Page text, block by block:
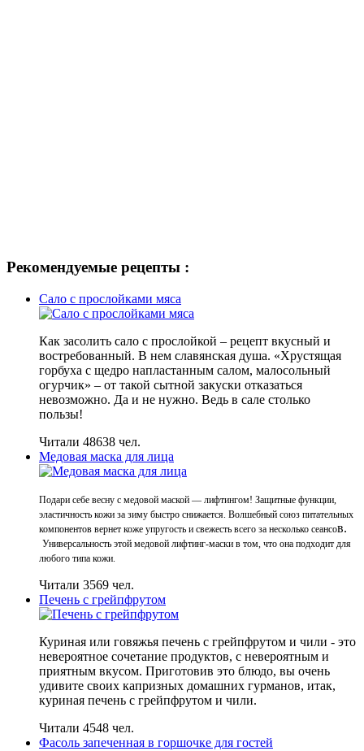
Рекомендуемые рецепты :
Сало с прослойками мяса
Как засолить сало с прослойкой – рецепт вкусный и
востребованный. В нем славянская душа. «Хрустящая
горбуха с щедро напластанным салом, малосольный
огурчик» – от такой сытной закуски отказаться
невозможно. Да и не нужно. Ведь в сале столько
пользы!
Читали 48638 чел.
Медовая маска для лица
Подари себе весну с медовой маской — лифтингом! Защитные функции,
эластичность кожи за зиму быстро снижается. Волшебный союз питательных
компонентов вернет коже упругость и свежесть всего за несколько сеансов.
Универсальность этой медовой лифтинг-маски в том, что она подходит для
любого типа кожи.
Читали 3569 чел.
Печень с грейпфрутом
Куриная или говяжья печень с грейпфрутом и чили - это
невероятное сочетание продуктов, с невероятным и
приятным вкусом. Приготовив это блюдо, вы очень
удивите своих капризных домашних гурманов, итак,
куриная печень с грейпфрутом и чили.
Читали 4548 чел.
Фасоль запеченная в горшочке для гостей